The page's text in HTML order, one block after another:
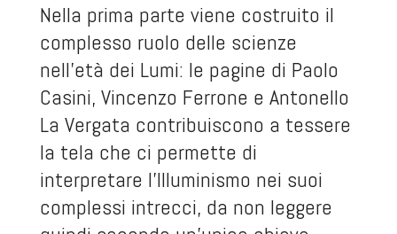
Nella prima parte viene costruito il
complesso ruolo delle scienze
nell’età dei Lumi: le pagine di Paolo
Casini, Vincenzo Ferrone e Antonello
La Vergata contribuiscono a tessere
la tela che ci permette di
interpretare l’Illuminismo nei suoi
complessi intrecci, da non leggere